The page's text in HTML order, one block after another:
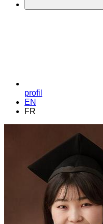
profil
EN
FR